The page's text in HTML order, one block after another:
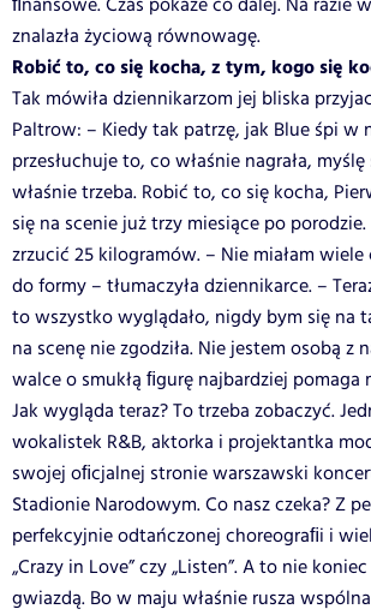
ﬁnansowe. Czas pokaże co dalej. Na razie
znalazła życiową równowagę.
Robić to, co się kocha, z tym, kogo się
Tak mówiła dziennikarzom jej bliska
Paltrow: – Kiedy tak patrzę, jak Blue śpi w
przesłuchuje to, co właśnie nagrała, myślę
właśnie trzeba. Robić to, co się kocha,
się na scenie już trzy miesiące po porodzie.
zrzucić 25 kilogramów. – Nie miałam
do formy – tłumaczyła dziennikarce. –
to wszystko wyglądało, nigdy bym się na
na scenę nie zgodziła. Nie jestem osobą z
walce o smukłą ﬁgurę najbardziej pomaga
Jak wygląda teraz? To trzeba zobaczyć.
wokalistek R&B, aktorka i projektantka
swojej oﬁcjalnej stronie warszawski
Stadionie Narodowym. Co nasz czeka? Z
perfekcyjnie odtańczonej choreograﬁi i
„Crazy in Love” czy „Listen”. A to nie
gwiazdą. Bo w maju właśnie rusza